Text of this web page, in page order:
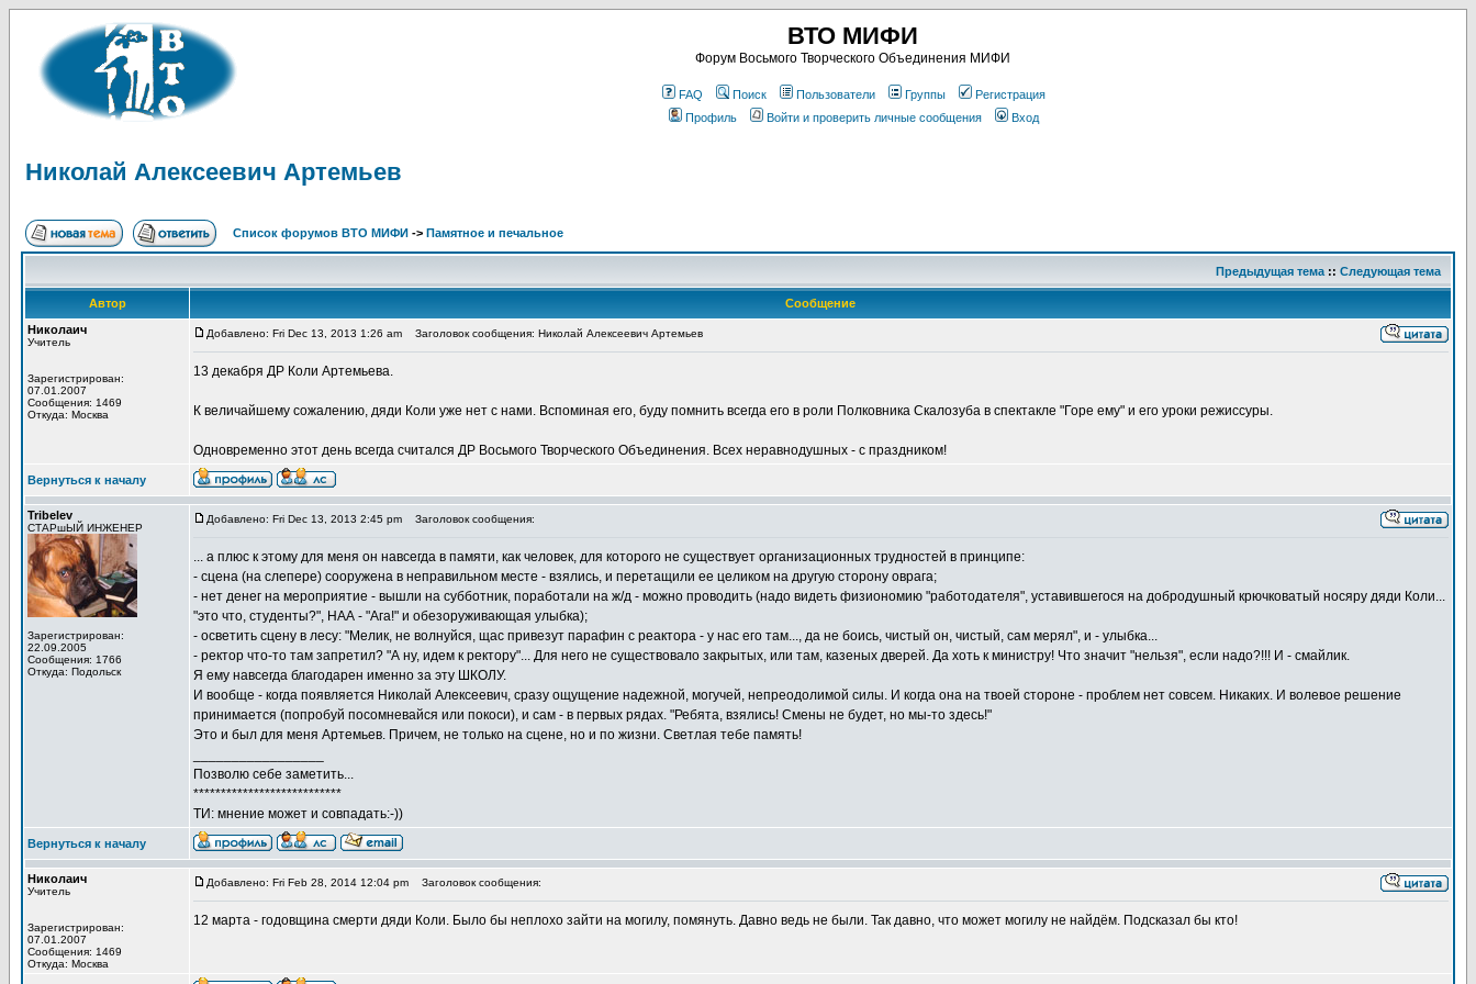
ВТО МИФИ
Форум Восьмого Творческого Объединения МИФИ
FAQ Поиск Пользователи Группы
Регистрация
Профиль
Войти и проверить личные сообщения Вход
Николай Алексеевич Артемьев
Список форумов ВТО МИФИ -> Памятное и печальное
Предыдущая тема :: Следующая тема
Автор
Сообщение
Николаич
Учитель
Зарегистрирован:
07.01.2007
Сообщения: 1469
Откуда: Москва
Добавлено: Fri Dec 13, 2013 1:26 am Заголовок сообщения: Николай Алексеевич Артемьев
13 декабря ДР Коли Артемьева.
К величайшему сожалению, дяди Коли уже нет с нами. Вспоминая его, буду помнить всегда его в роли Полковника Скалозуба в спектакле "Горе ему" и его уроки режиссуры.
Одновременно этот день всегда считался ДР Восьмого Творческого Объединения. Всех неравнодушных - с праздником!
Вернуться к началу
Tribelev
СТАРшЫЙ ИНЖЕНЕР
Зарегистрирован:
22.09.2005
Сообщения: 1766
Откуда: Подольск
Добавлено: Fri Dec 13, 2013 2:45 pm Заголовок сообщения:
... а плюс к этому для меня он навсегда в памяти, как человек, для которого не существует организационных трудностей в принципе:
- сцена (на слепере) сооружена в неправильном месте - взялись, и перетащили ее целиком на другую сторону оврага;
- нет денег на мероприятие - вышли на субботник, поработали на ж/д - можно проводить (надо видеть физиономию "работодателя", уставившегося на добродушный крючковатый носяру дяди Коли...
"это что, студенты?", НАА - "Ага!" и обезоруживающая улыбка);
- осветить сцену в лесу: "Мелик, не волнуйся, щас привезут парафин с реактора - у нас его там..., да не боись, чистый он, чистый, сам мерял", и - улыбка...
- ректор что-то там запретил? "А ну, идем к ректору"... Для него не существовало закрытых, или там, казеных дверей. Да хоть к министру! Что значит "нельзя", если надо?!!! И - смайлик.
Я ему навсегда благодарен именно за эту ШКОЛУ.
И вообще - когда появляется Николай Алексеевич, сразу ощущение надежной, могучей, непреодолимой силы. И когда она на твоей стороне - проблем нет совсем. Никаких. И волевое решение
принимается (попробуй посомневайся или покоси), и сам - в первых рядах. "Ребята, взялись! Смены не будет, но мы-то здесь!"
Это и был для меня Артемьев. Причем, не только на сцене, но и по жизни. Светлая тебе память!
Позволю себе заметить...
***************************
ТИ: мнение может и совпадать:-))
Вернуться к началу
Николаич
Учитель
Зарегистрирован:
07.01.2007
Сообщения: 1469
Откуда: Москва
Добавлено: Fri Feb 28, 2014 12:04 pm Заголовок сообщения:
12 марта - годовщина смерти дяди Коли. Было бы неплохо зайти на могилу, помянуть. Давно ведь не были. Так давно, что может могилу не найдём. Подсказал бы кто!